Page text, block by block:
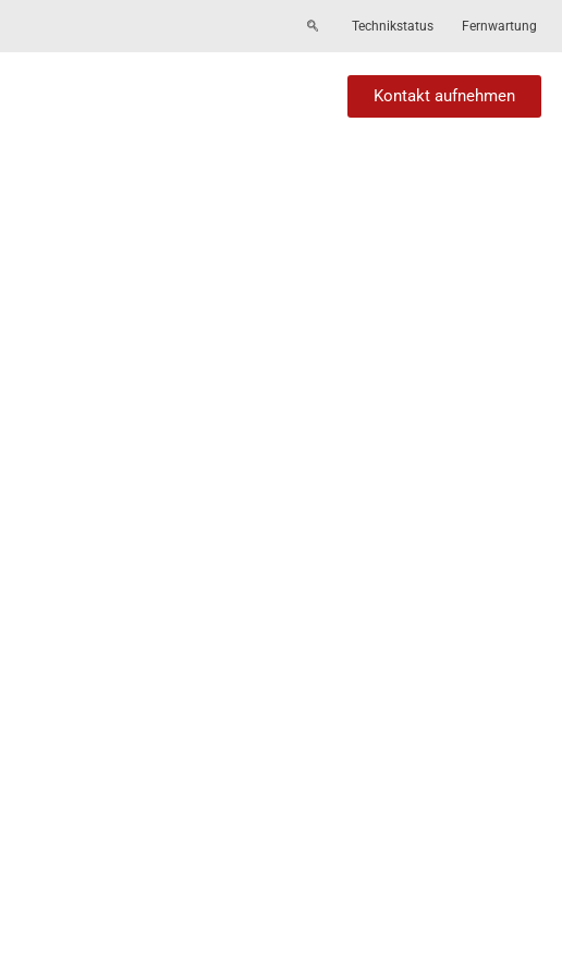
Technikstatus Fernwartung
Kontakt aufnehmen